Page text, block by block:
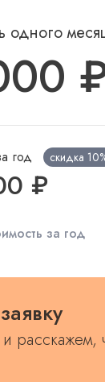
одного
год скидка
₽
за год
расскажем,